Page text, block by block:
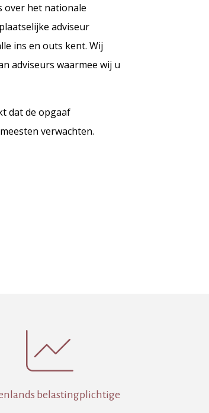
over het nationale
adviseur
ins en outs kent. Wij
adviseurs waarmee wij u
dat de opgaaf
verwachten.

belastingplichtige